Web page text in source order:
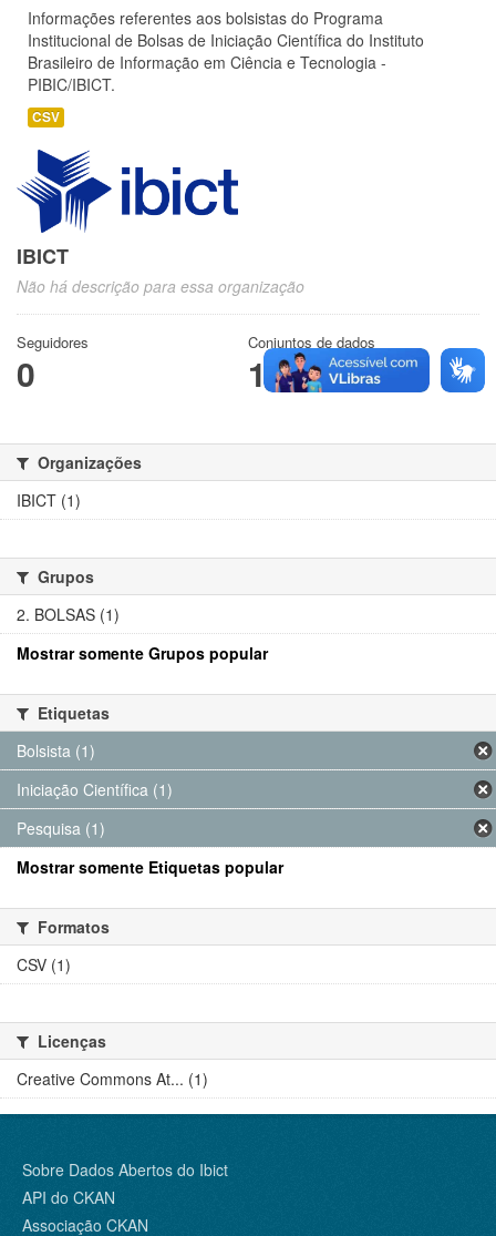
Informações referentes aos bolsistas do Programa
Institucional de Bolsas de Iniciação Científica do Instituto
Brasileiro de Informação em Ciência e Tecnologia -
PIBIC/IBICT.
CSV
IBICT
Não há descrição para essa organização
Seguidores
0
Conjuntos de dados
1
Organizações
IBICT (1)
Grupos
2. BOLSAS (1)
Mostrar somente Grupos popular
Etiquetas
Bolsista (1)
Iniciação Científica (1)
Pesquisa (1)
Mostrar somente Etiquetas popular
Formatos
CSV (1)
Licenças
Creative Commons At... (1)
Sobre Dados Abertos do Ibict
API do CKAN
Associação CKAN